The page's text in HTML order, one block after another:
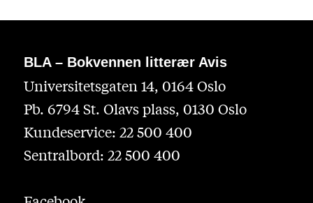
BLA – Bokvennen litterær Avis
Universitetsgaten 14, 0164 Oslo
Pb. 6794 St. Olavs plass, 0130 Oslo
Kundeservice: 22 500 400
Sentralbord: 22 500 400